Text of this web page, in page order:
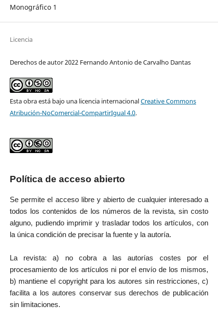
Monográfico 1
Licencia
Derechos de autor 2022 Fernando Antonio de Carvalho Dantas
Esta obra está bajo una licencia internacionalCreative Commons
Atribución-NoComercial-CompartirIgual 4.0.
Política de acceso abierto
Se permite el acceso libre y abierto de cualquier interesado a
todos los contenidos de los números de la revista, sin costo
alguno, pudiendo imprimir y trasladar todos los artículos, con
la única condición de precisar la fuente y la autoría.
La revista: a) no cobra a las autorías costes por el
procesamiento de los artículos ni por el envío de los mismos,
b) mantiene el copyright para los autores sin restricciones, c)
facilita a los autores conservar sus derechos de publicación
sin limitaciones.